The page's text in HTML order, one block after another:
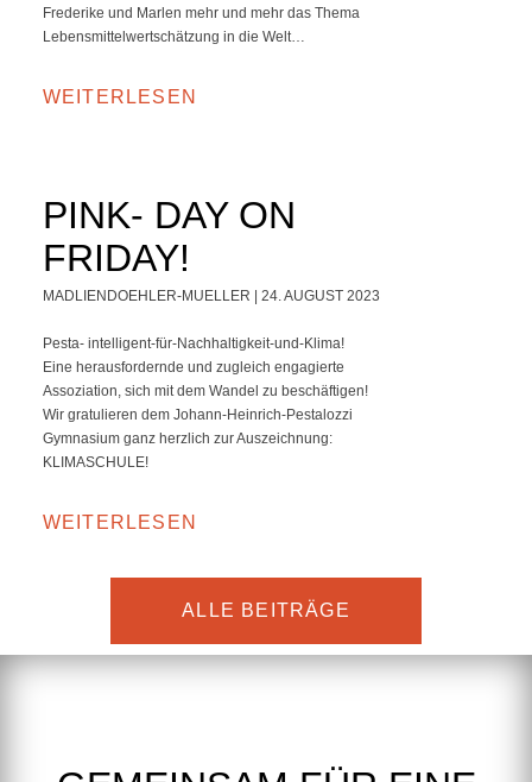
Frederike und Marlen mehr und mehr das Thema
Lebensmittelwertschätzung in die Welt…
WEITERLESEN
PINK- DAY ON
FRIDAY!
MADLIENDOEHLER-MUELLER 24. AUGUST 2023
Pesta- intelligent-für-Nachhaltigkeit-und-Klima!
Eine herausfordernde und zugleich engagierte
Assoziation, sich mit dem Wandel zu beschäftigen!
Wir gratulieren dem Johann-Heinrich-Pestalozzi
Gymnasium ganz herzlich zur Auszeichnung:
KLIMASCHULE!
WEITERLESEN
ALLE BEITRÄGE